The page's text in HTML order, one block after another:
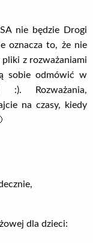
nie będzie Drogi
oznacza to, że nie
z rozważaniami
sobie odmówić w
Rozważania,
na czasy, kiedy
dla dzieci: